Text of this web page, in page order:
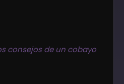
consejos de un cobayo